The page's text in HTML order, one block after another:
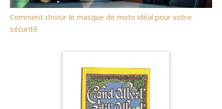
Comment choisir le masque de moto idéal pour votre
sécurité